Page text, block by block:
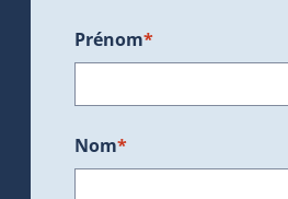
Prénom*
Nom*